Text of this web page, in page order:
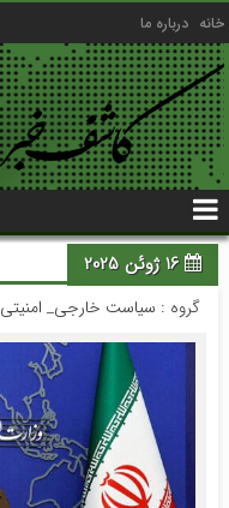
خانه درباره ما
16 ژوئن 2025
گروه : سیاست خارجی_ امنیتی